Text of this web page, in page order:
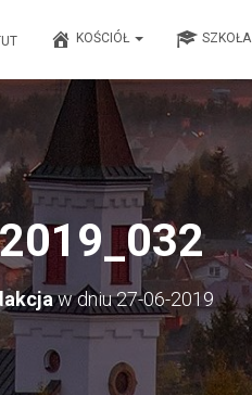
KOŚCIÓŁ SZKOŁA
w dniu27-06-2019